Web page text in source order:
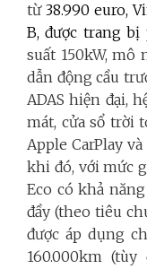
từ 38.990 euro,
B, được trang bị
suất 150kW, mô
dẫn động cầu
ADAS hiện đại,
mát, cửa sổ trời
Apple CarPlay
khi đó, với mức
Eco có khả
đầy (theo tiêu
được áp dụng
160.000km